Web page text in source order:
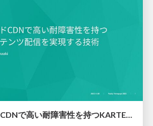
マルチクラウドCDNで高い耐障害性を持つKARTEのコンテンツ配信を実現する技術